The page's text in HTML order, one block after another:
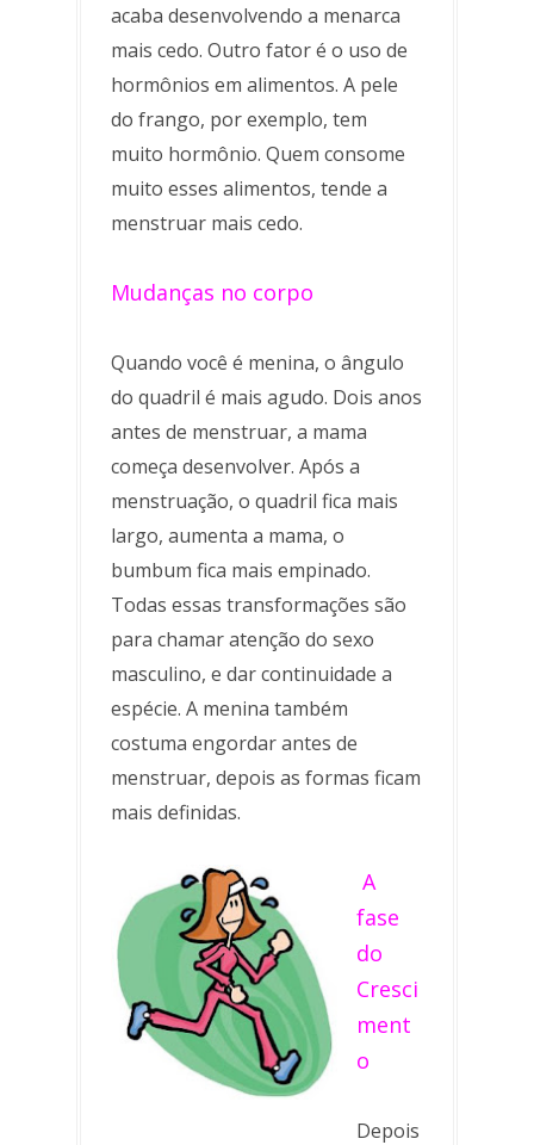
acaba desenvolvendo a menarca
mais cedo. Outro fator é o uso de
hormônios em alimentos. A pele
do frango, por exemplo, tem
muito hormônio. Quem consome
muito esses alimentos, tende a
menstruar mais cedo.
Mudanças no corpo
Quando você é menina, o ângulo
do quadril é mais agudo. Dois anos
antes de menstruar, a mama
começa desenvolver. Após a
menstruação, o quadril fica mais
largo, aumenta a mama, o
bumbum fica mais empinado.
Todas essas transformações são
para chamar atenção do sexo
masculino, e dar continuidade a
espécie. A menina também
costuma engordar antes de
menstruar, depois as formas ficam
mais definidas.
A
fase
do
Cresci
ment
o
Depois